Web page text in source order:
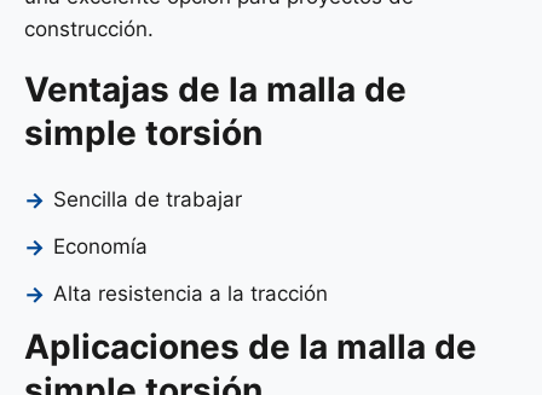
construcción.
Ventajas de la malla de
simple torsión
Sencilla de trabajar
Economía
Alta resistencia a la tracción
Aplicaciones de la malla de